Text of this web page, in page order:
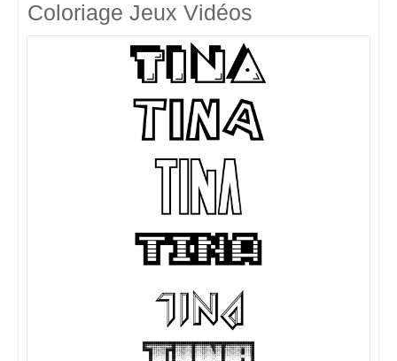
Coloriage Jeux Vidéos